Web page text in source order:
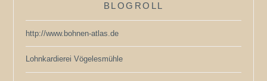
BLOGROLL
http://www.bohnen-atlas.de
Lohnkardierei Vögelesmühle